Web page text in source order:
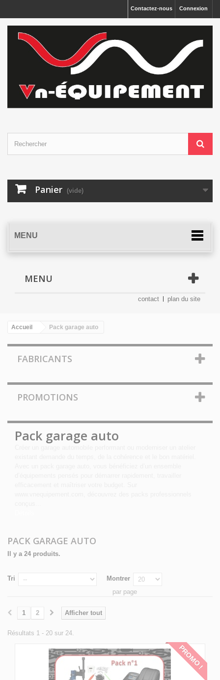
Connexion
Contactez-nous
Panier (vide)
MENU
MENU
contact plan du site
Accueil Pack garage auto
FABRICANTS
PROMOTIONS
Pack garage auto
PACK GARAGE AUTO
Il y a 24 produits.
Tri
Montrer
par page
Afficher tout
1 2
Résultats 1 - 20 sur 24.
PROMO !